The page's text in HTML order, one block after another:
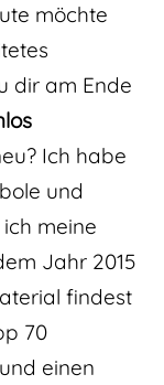
möchte
dir am Ende
Ich habe
und
meine
Jahr 2015
findest
70
einen